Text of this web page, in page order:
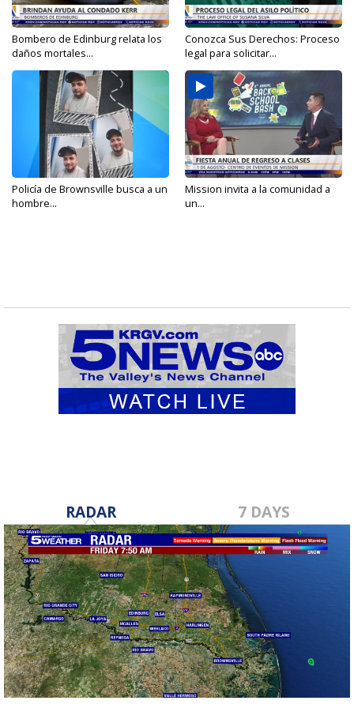
Bombero de Edinburg relata los
daños mortales...
Conozca Sus Derechos: Proceso
legal para solicitar...
Policía de Brownsville busca a un
hombre...
Mission invita a la comunidad a
un...
RADAR 7 DAYS